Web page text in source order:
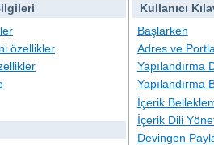
özellikler
Kullanıcı
Başlarken
Adres ve
Yapılandırma
Yapılandırma
İçerik
İçerik Dili
Devingen